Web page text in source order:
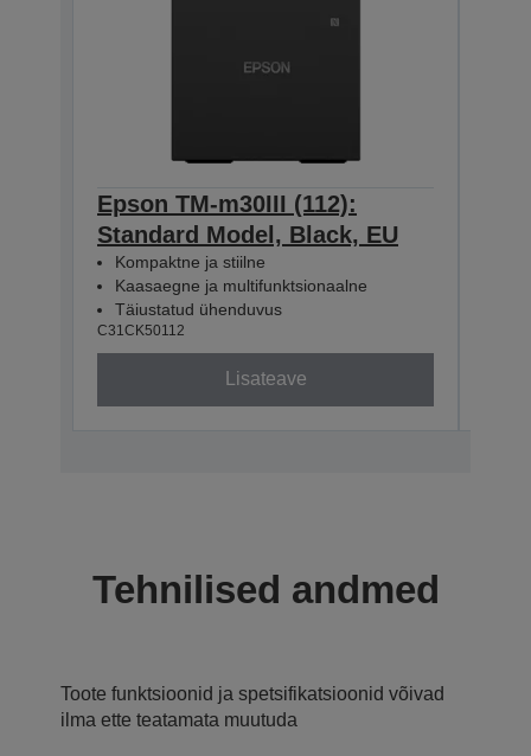
Epson TM-m30III (112):
Standard Model, Black, EU
Kompaktne ja stiilne
Kaasaegne ja multifunktsionaalne
Täiustatud ühenduvus
C31CK50112
Lisateave
Tehnilised andmed
Toote funktsioonid ja spetsifikatsioonid võivad
ilma ette teatamata muutuda